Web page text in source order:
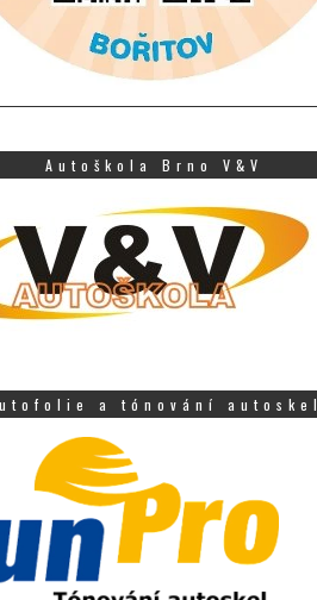
Autoškola Brno V&V
a tónování autoskel